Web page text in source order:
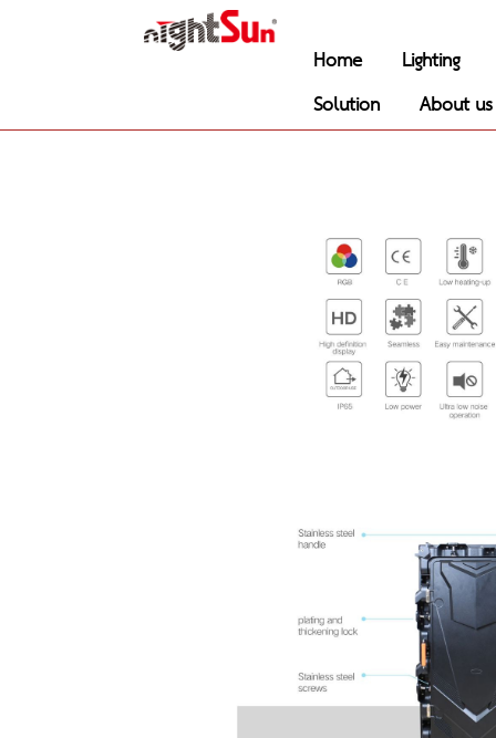
Home
Lighting
Solution
About us